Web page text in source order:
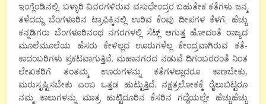
ಇಂಗ್ಲೆಂಡಿನಲ್ಲಿ. ಬಳ್ಳಾರಿ ವಿವರಗಳಿರುವ ವಸುಧೇಂದ್ರರ ಬಹುತೇಕ ಕತೆಗಳು ಜನ್ಮ
ತಳೆದದ್ದು ಬೆಂಗಳೂರಿನ ಟ್ರಾಫಿಕ್ಕಿನಲ್ಲಿ ಉರಿವ ಕೆಂಪು ದೀಪಗಳ ಕೆಳಗೆ. ಹೆಚ್ಚು
ಕನ್ನಡಿಗರು ಬೆಂಗಳೂರಿನಂಥ ನಗರಗಳಲ್ಲಿ ಸೆಟ್ಲ್ ಆಗುತ್ತ ಹೋದಂತೆ ರಾಜ್ಯದ
ಮೂಲೆಮೂಲೆಯ ಹೆಸರು ಕೇಳಿಲ್ಲದ ಊರುಗಳೆಲ್ಲ ಕೇಂದ್ರವಾಗಿರುವ ಕತೆ-
ಕಾದಂಬರಿಗಳು ಪ್ರಕಟವಾಗುತ್ತಿವೆ. ಮಹಾನಗರದ ನಡುವೆ ದಿಗಂಬರರಂತೆ ನಿಂತ
ಲೇಖಕರಿಗೆ ತಂತಮ್ಮ ಊರುಗಳನ್ನು ಕತೆಗಳಲ್ಲಾದರೂ ಕಾಣಬೇಕು,
ಮರುಸೃಷ್ಟಿಸಬೇಕು ಎಂಬ ಒತ್ತಡ ಹುಟ್ಟುತ್ತಿದೆ. ನಕ್ಷತ್ರಲೋಕಕ್ಕೆ ರೈಲುಬಿಟ್ಟರೂ
ನಮ್ಮ ಕಾಲುಗಳನ್ನು ಮಾತ್ರ ಹುಟ್ಟಿದೂರಿನ ಕೆಸರಿನ ಗದ್ದೆಯಲ್ಲೇ ಹೆಚ್ಚುಹೆಚ್ಚು